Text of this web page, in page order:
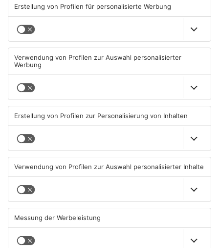
Primaveraland wegen
Waldbrandgefahr
Aschaffenburg und
Miltenberg früher abgeholt
TOPNEWS TOPNEWS